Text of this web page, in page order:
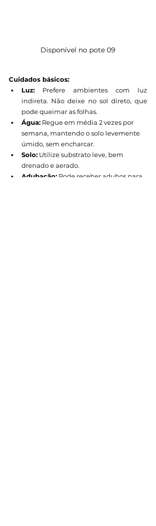
Disponível no pote 09
Cuidados básicos:
Luz: Prefere ambientes com luz
indireta. Não deixe no sol direto, que
pode queimar as folhas.
Água: Regue em média 2 vezes por
semana, mantendo o solo levemente
úmido, sem encharcar.
Solo: Utilize substrato leve, bem
drenado e aerado.
Adubação: Pode receber adubos para